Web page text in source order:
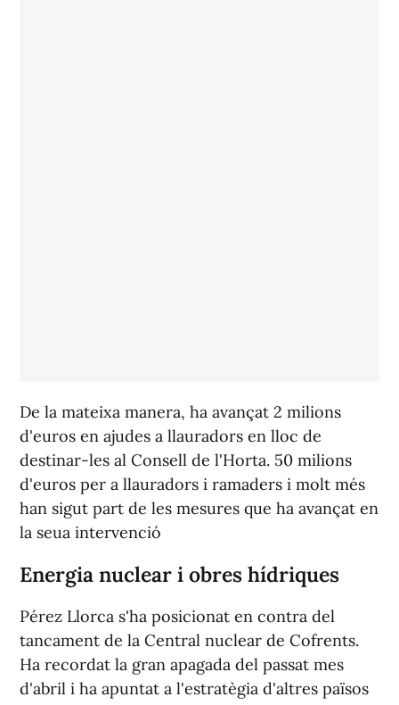
De la mateixa manera, ha avançat 2 milions
d'euros en ajudes a llauradors en lloc de
destinar-les al Consell de l'Horta. 50 milions
d'euros per a llauradors i ramaders i molt més
han sigut part de les mesures que ha avançat en
la seua intervenció
Energia nuclear i obres hídriques
Pérez Llorca s'ha posicionat en contra del
tancament de la Central nuclear de Cofrents.
Ha recordat la gran apagada del passat mes
d'abril i ha apuntat a l'estratègia d'altres països